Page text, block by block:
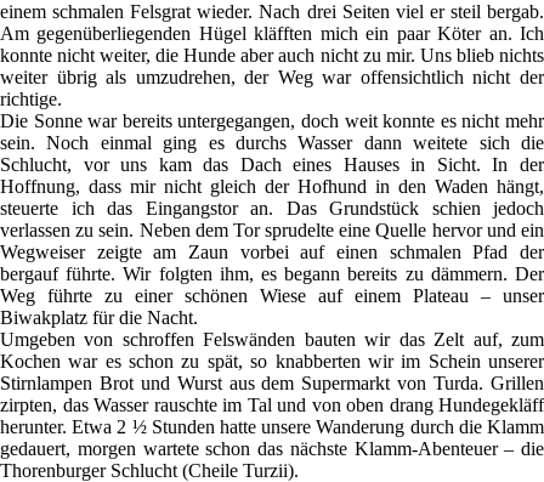
einem schmalen Felsgrat wieder. Nach drei Seiten viel er steil bergab.
Am gegenüberliegenden Hügel kläfften mich ein paar Köter an. Ich
konnte nicht weiter, die Hunde aber auch nicht zu mir. Uns blieb nichts
weiter übrig als umzudrehen, der Weg war offensichtlich nicht der
richtige.
Die Sonne war bereits untergegangen, doch weit konnte es nicht mehr
sein. Noch einmal ging es durchs Wasser dann weitete sich die
Schlucht, vor uns kam das Dach eines Hauses in Sicht. In der
Hoffnung, dass mir nicht gleich der Hofhund in den Waden hängt,
steuerte ich das Eingangstor an. Das Grundstück schien jedoch
verlassen zu sein. Neben dem Tor sprudelte eine Quelle hervor und ein
Wegweiser zeigte am Zaun vorbei auf einen schmalen Pfad der
bergauf führte. Wir folgten ihm, es begann bereits zu dämmern. Der
Weg führte zu einer schönen Wiese auf einem Plateau – unser
Biwakplatz für die Nacht.
Umgeben von schroffen Felswänden bauten wir das Zelt auf, zum
Kochen war es schon zu spät, so knabberten wir im Schein unserer
Stirnlampen Brot und Wurst aus dem Supermarkt von Turda. Grillen
zirpten, das Wasser rauschte im Tal und von oben drang Hundegekläff
herunter. Etwa 2 ½ Stunden hatte unsere Wanderung durch die Klamm
gedauert, morgen wartete schon das nächste Klamm-Abenteuer – die
Thorenburger Schlucht (Cheile Turzii).